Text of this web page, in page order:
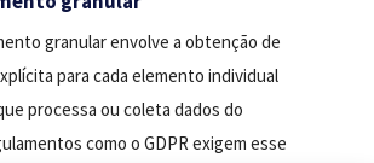
granular envolve a obtenção de
para cada elemento individual
processa ou coleta dados do
como o GDPR exigem esse